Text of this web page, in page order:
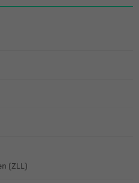
(ZLL)